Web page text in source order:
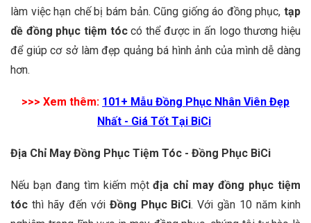
làm việc hạn chế bị bám bản. Cũng giống áo đồng phục, tạp
dề đồng phục tiệm tóccó thể được in ấn logo thương hiệu
để giúp cơ sở làm đẹp quảng bá hình ảnh của mình dễ dàng
hơn.
>>> Xem thêm: 101+ Mẫu Đồng Phục Nhân Viên Đẹp
Nhất - Giá Tốt Tại BiCi
Địa Chỉ May Đồng Phục Tiệm Tóc - Đồng Phục BiCi
Nếu bạn đang tìm kiếm mộtđịa chỉ may đồng phục tiệm
tóc thì hãy đến với Đồng Phục BiCi. Với gần 10 năm kinh